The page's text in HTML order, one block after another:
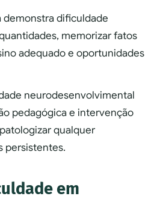
demonstra dificuldade
memorizar fatos
adequado e oportunidades
neurodesenvolvimental
pedagógica e intervenção
qualquer
persistentes.
em